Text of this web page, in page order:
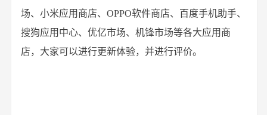
场、小米应用商店、OPPO软件商店、百度手机助手、
搜狗应用中心、优亿市场、机锋市场等各大应用商
店，大家可以进行更新体验，并进行评价。